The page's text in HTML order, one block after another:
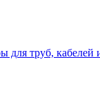
для труб, кабелей